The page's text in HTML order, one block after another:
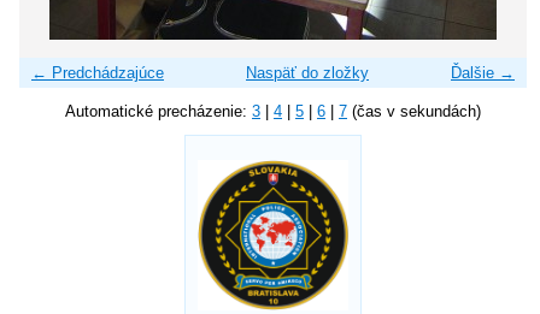
← Predchádzajúce Ďalšie →
Naspäť do zložky
Automatické precházenie: 3 4 5 6 7 (čas v sekundách)